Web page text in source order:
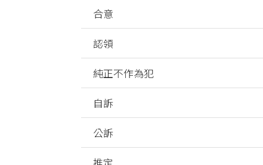
合意
認領
純正不作為犯
自訴
公訴